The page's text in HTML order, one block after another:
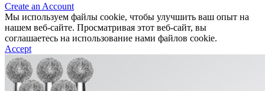
Create an Account
Мы используем файлы cookie, чтобы улучшить ваш опыт на
нашем веб-сайте. Просматривая этот веб-сайт, вы
соглашаетесь на использование нами файлов cookie.
Accept